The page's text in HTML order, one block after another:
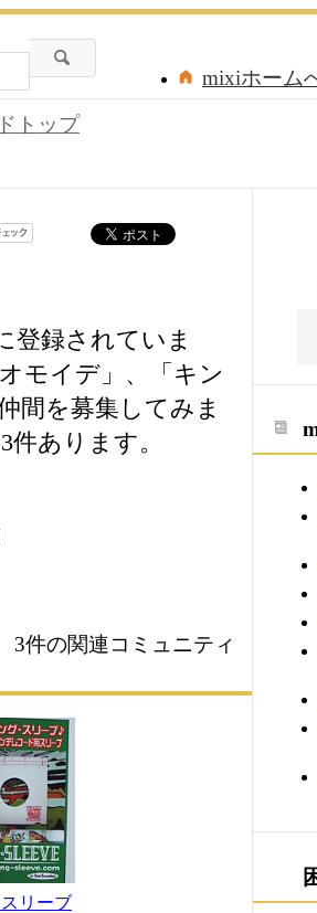
mixiホーム
トップ
登録されていま
モイデ」、「キン
間を募集してみま
あります。
3件の関連コミュニティ
リーブ